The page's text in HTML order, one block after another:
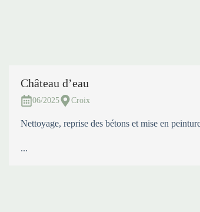
Château d’eau
06/2025 Croix
Nettoyage, reprise des bétons et mise en
...